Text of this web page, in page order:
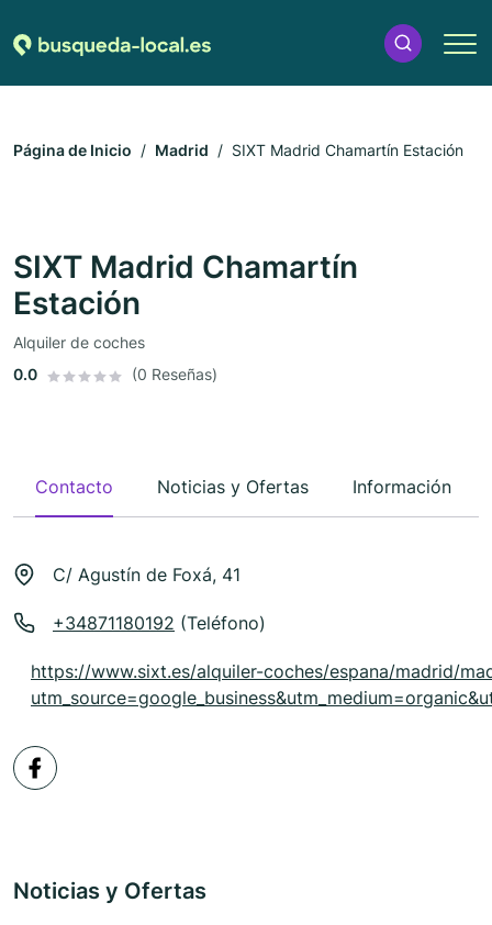
Página de Inicio Madrid SIXT Madrid Chamartín Estación
SIXT Madrid Chamartín
Estación
Alquiler de coches
0.0
(0 Reseñas)
Contacto Noticias y Ofertas Información
C/ Agustín de Foxá, 41
+34871180192 (Teléfono)
https://www.sixt.es/alquiler-coches/espana/madrid/
Noticias y Ofertas